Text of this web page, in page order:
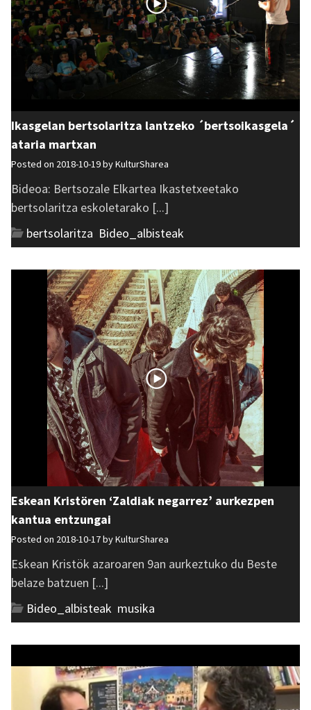
Ikasgelan bertsolaritza lantzeko ´bertsoikasgela´
ataria martxan
Posted on 2018-10-19 byKulturSharea
Bideoa: Bertsozale Elkartea Ikastetxeetako
bertsolaritza eskoletarako [...]
bertsolaritza Bideo_albisteak
Eskean Kristören ‘Zaldiak negarrez’ aurkezpen
kantua entzungai
Posted on 2018-10-17 byKulturSharea
Eskean Kristök azaroaren 9an aurkeztuko du Beste
belaze batzuen [...]
Bideo_albisteak musika